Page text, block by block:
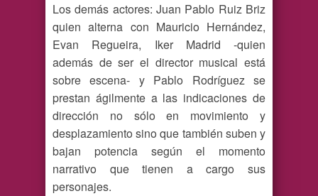
Los demás actores: Juan Pablo Ruiz Briz
quien alterna con Mauricio Hernández,
Evan Regueira, Iker Madrid -quien
además de ser el director musical está
sobre escena- y Pablo Rodríguez se
prestan ágilmente a las indicaciones de
dirección no sólo en movimiento y
desplazamiento sino que también suben y
bajan potencia según el momento
narrativo que tienen a cargo sus
personajes.